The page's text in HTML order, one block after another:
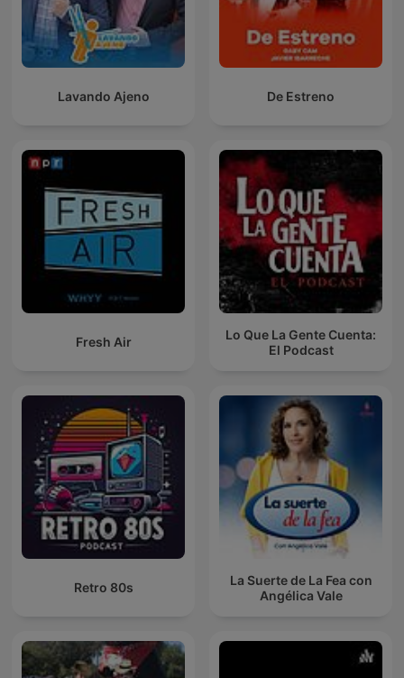
Lavando Ajeno De Estreno
Fresh Air
Lo Que La Gente Cuenta:
El Podcast
Retro 80s
La Suerte de La Fea con
Angélica Vale